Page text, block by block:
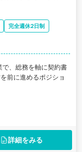
完全週休2日制
で、総務を軸に契約書
前に進めるポジショ
詳細をみる